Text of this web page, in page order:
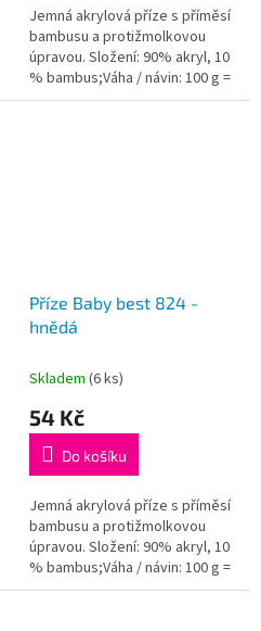
Jemná akrylová příze s příměsí
bambusu a protižmolkovou
úpravou. Složení: 90% akryl, 10
% bambus;Váha / návin: 100 g =
240 m;Doporučená velikost
Příze Baby best 824 -
hnědá
Skladem (6 ks)
54 Kč
Do košíku
Jemná akrylová příze s příměsí
bambusu a protižmolkovou
úpravou. Složení: 90% akryl, 10
% bambus;Váha / návin: 100 g =
240 m;Doporučená velikost